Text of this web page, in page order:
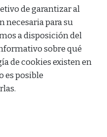
de garantizar al
necesaria para su
a disposición del
sobre qué
de cookies existen en
es posible